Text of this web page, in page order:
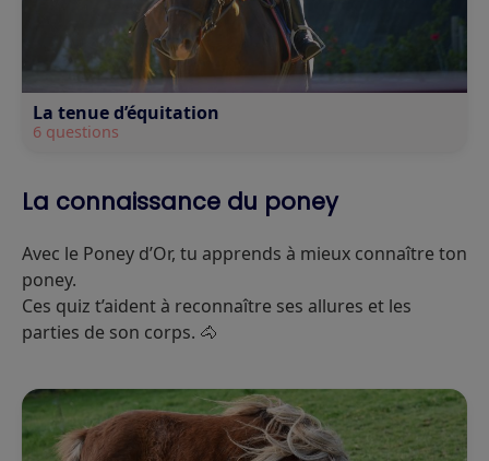
La tenue d’équitation
6 questions
La connaissance du poney
Avec le Poney d’Or, tu apprends à mieux connaître ton
poney.
Ces quiz t’aident à reconnaître ses allures et les
parties de son corps. 🐴